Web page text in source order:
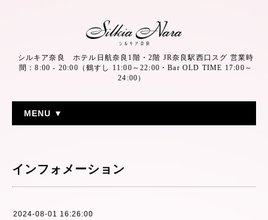
シルキア奈良 ホテル日航奈良1階・2階 JR奈良駅西口スグ 営業時
間：8:00 - 20:00（鶴すし 11:00～22:00・Bar OLD TIME 17:00～
24:00）
MENU ▼
インフォメーション
2024-08-01 16:26:00